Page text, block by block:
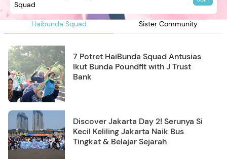
Haibunda Squad Sister Community
Squad
7 Potret HaiBunda Squad Antusias
Ikut Bunda Poundfit with J Trust
Bank
Discover Jakarta Day 2! Serunya Si
Kecil Keliling Jakarta Naik Bus
Tingkat & Belajar Sejarah